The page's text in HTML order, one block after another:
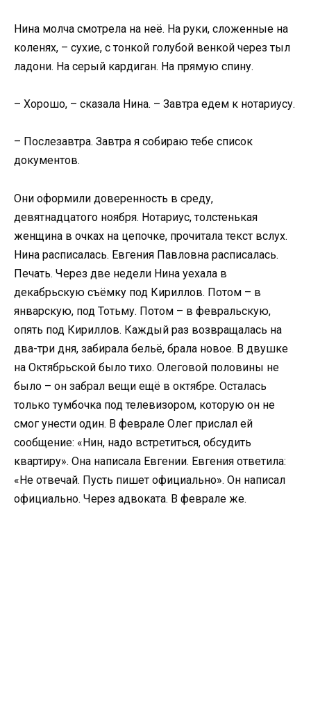
Нина молча смотрела на неё. На руки, сложенные на
коленях, – сухие, с тонкой голубой венкой через тыл
ладони. На серый кардиган. На прямую спину.
– Хорошо, – сказала Нина. – Завтра едем к нотариусу.
– Послезавтра. Завтра я собираю тебе список
документов.
Они оформили доверенность в среду,
девятнадцатого ноября. Нотариус, толстенькая
женщина в очках на цепочке, прочитала текст вслух.
Нина расписалась. Евгения Павловна расписалась.
Печать. Через две недели Нина уехала в
декабрьскую съёмку под Кириллов. Потом – в
январскую, под Тотьму. Потом – в февральскую,
опять под Кириллов. Каждый раз возвращалась на
два-три дня, забирала бельё, брала новое. В двушке
на Октябрьской было тихо. Олеговой половины не
было – он забрал вещи ещё в октябре. Осталась
только тумбочка под телевизором, которую он не
смог унести один. В феврале Олег прислал ей
сообщение: «Нин, надо встретиться, обсудить
квартиру». Она написала Евгении. Евгения ответила:
«Не отвечай. Пусть пишет официально». Он написал
официально. Через адвоката. В феврале же.